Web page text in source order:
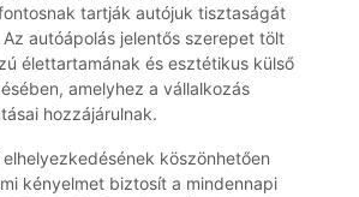
tartják autójuk tisztaságát
autóápolás jelentős szerepet tölt
élettartamának és esztétikus külső
amelyhez a vállalkozás
hozzájárulnak.
köszönhetően
kényelmet biztosít a mindennapi